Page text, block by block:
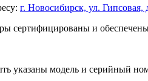
г. Новосибирск, ул. Гипсовая,
сертифицированы и
указаны модель и серийный